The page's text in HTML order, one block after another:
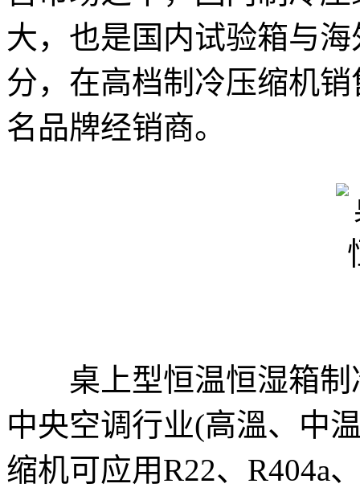
大，也是国内试验箱与
分，在高档制冷压缩机
名品牌经销商。
桌上型恒温恒湿箱制
中央空调行业(高溫、中
缩机可应用R22、R404a